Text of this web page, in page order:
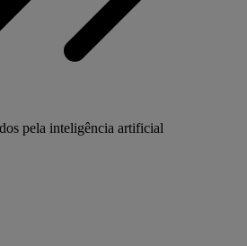
pela inteligência artificial